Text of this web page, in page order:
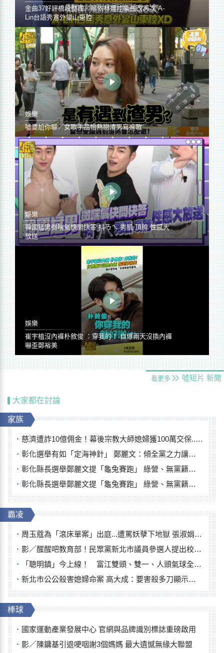
金曲37好評橋段整理／蔡依林遭控編曲改36次 A-
Lin台語秀意外變山東腔
娛樂
噓要尬你聊／女歌手品怡熱戀渣男寫進歌
娛樂
韓國猛男微喘氣快問快答 抖ㄋㄟ 秀肌 頂胯 性感大
放送
娛樂
崔宇植沒內褲朴敘俊 ：穿我的！ 自爆兩天沒換內褲
嚇歪鄭裕美
看更多 噓短片 新聞
大家都在討論
家族
慈濟遭詐10億佣金！幕後宗教大師媳婦獲100萬交保...快步奔離不發一語
彰化選舉有如「定海神針」 鄭麗文：傾全黨之力讓彰化贏
彰化縣長選舉鄭麗文提「龜兔賽跑」 綠營、無黨籍忙否認是烏龜
彰化縣長選舉鄭麗文提「龜兔賽跑」 綠營、無黨籍忙否認是烏龜
霸凌
周玉蔻為「滾床單案」出庭...遭罵妖孽下地獄 張淑娟批：舌頭殺人有罪
影／醒醒吧教育部！民眾黨新北市議員參選人提出校園反毒防線升級政見
「聰明鎮」今上線！ 富江雙頭、雙一、人頭氣球全登場
新北市公公殺害媳婦命案 高大成：要害殺多刀顯示怨恨深
棒球
國家運動產業發展中心 官網與品牌識別標誌重磅啟用
影／陳鏞基引退哽咽謝3個媽媽 最大遺憾無緣大聯盟